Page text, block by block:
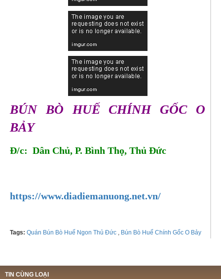
BÚN BÒ HUẾ CHÍNH GỐC O
BẢY
Đ/c: Dân Chủ, P. Bình Thọ, Thủ Đức
https://www.diadiemanuong.net.vn/
Tags: Quán Bún Bò Huế Ngon Thủ Đức , Bún Bò Huế Chính Gốc O Bảy
TIN CÙNG LOẠI